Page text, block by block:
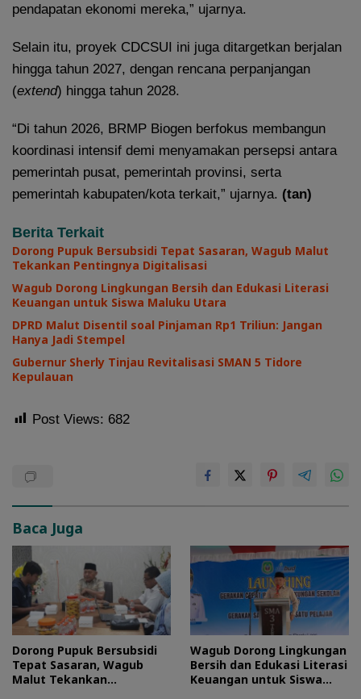
pendapatan ekonomi mereka,” ujarnya.
Selain itu, proyek CDCSUI ini juga ditargetkan berjalan
hingga tahun 2027, dengan rencana perpanjangan
(extend) hingga tahun 2028.
“Di tahun 2026, BRMP Biogen berfokus membangun
koordinasi intensif demi menyamakan persepsi antara
pemerintah pusat, pemerintah provinsi, serta
pemerintah kabupaten/kota terkait,” ujarnya. (tan)
Berita Terkait
Dorong Pupuk Bersubsidi Tepat Sasaran, Wagub Malut
Tekankan Pentingnya Digitalisasi
Wagub Dorong Lingkungan Bersih dan Edukasi Literasi
Keuangan untuk Siswa Maluku Utara
DPRD Malut Disentil soal Pinjaman Rp1 Triliun: Jangan
Hanya Jadi Stempel
Gubernur Sherly Tinjau Revitalisasi SMAN 5 Tidore
Kepulauan
Post Views: 682
Baca Juga
Dorong Pupuk Bersubsidi
Tepat Sasaran, Wagub
Malut Tekankan
Wagub Dorong Lingkungan
Bersih dan Edukasi Literasi
Keuangan untuk Siswa